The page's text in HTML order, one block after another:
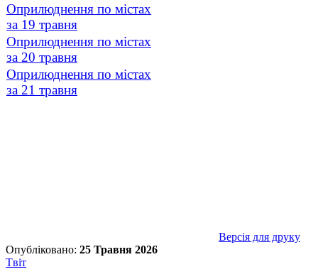
Оприлюднення по містах
за 19 травня
Оприлюднення по містах
за 20 травня
Оприлюднення по містах
за 21 травня
Версія для друку
Опубліковано: 25 Травня 2026
Tвіт